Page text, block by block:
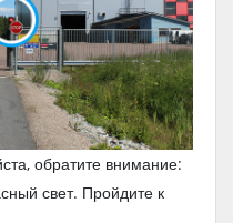
обратите внимание:
свет. Пройдите к